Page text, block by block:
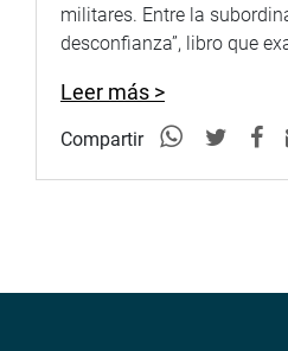
militares. Entre la
desconfianza”, libro que
Leer más >
Compartir